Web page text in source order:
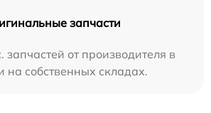
запчасти
запчастей от производителя в
на собственных складах.